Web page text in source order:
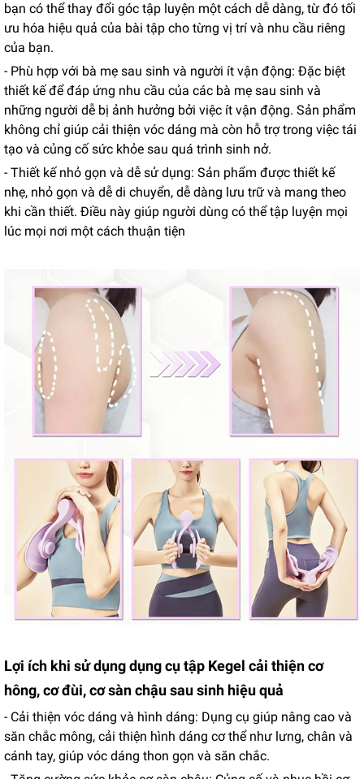
bạn có thể thay đổi góc tập luyện một cách dễ dàng, từ đó tối
ưu hóa hiệu quả của bài tập cho từng vị trí và nhu cầu riêng
của bạn.
- Phù hợp với bà mẹ sau sinh và người ít vận động: Đặc biệt
thiết kế để đáp ứng nhu cầu của các bà mẹ sau sinh và
những người dễ bị ảnh hưởng bởi việc ít vận động. Sản phẩm
không chỉ giúp cải thiện vóc dáng mà còn hỗ trợ trong việc tái
tạo và củng cố sức khỏe sau quá trình sinh nở.
- Thiết kế nhỏ gọn và dễ sử dụng: Sản phẩm được thiết kế
nhẹ, nhỏ gọn và dễ di chuyển, dễ dàng lưu trữ và mang theo
khi cần thiết. Điều này giúp người dùng có thể tập luyện mọi
lúc mọi nơi một cách thuận tiện
Lợi ích khi sử dụng dụng cụ tập Kegel cải thiện cơ
hông, cơ đùi, cơ sàn chậu sau sinh hiệu quả
- Cải thiện vóc dáng và hình dáng: Dụng cụ giúp nâng cao và
săn chắc mông, cải thiện hình dáng cơ thể như lưng, chân và
cánh tay, giúp vóc dáng thon gọn và săn chắc.